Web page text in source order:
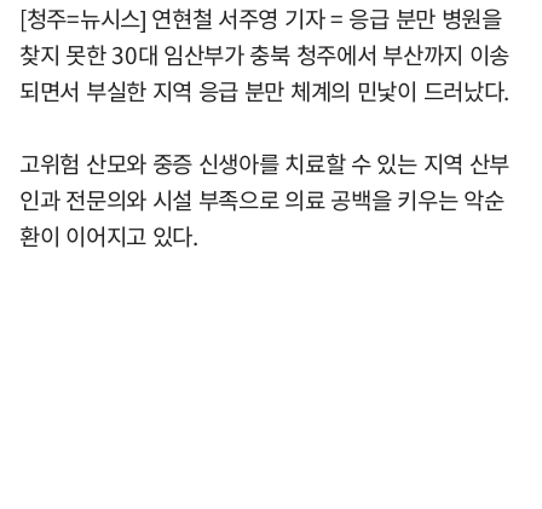
[청주=뉴시스] 연현철 서주영 기자 = 응급 분만 병원을
찾지 못한 30대 임산부가 충북 청주에서 부산까지 이송
되면서 부실한 지역 응급 분만 체계의 민낯이 드러났다.
고위험 산모와 중증 신생아를 치료할 수 있는 지역 산부
인과 전문의와 시설 부족으로 의료 공백을 키우는 악순
환이 이어지고 있다.